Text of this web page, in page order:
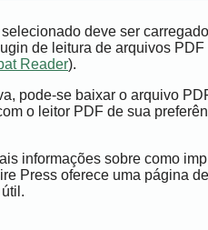
deve ser
de leitura de arquivos
Reader).
pode-se baixar o arquivo
o leitor PDF de sua
informações sobre como
Press oferece uma página